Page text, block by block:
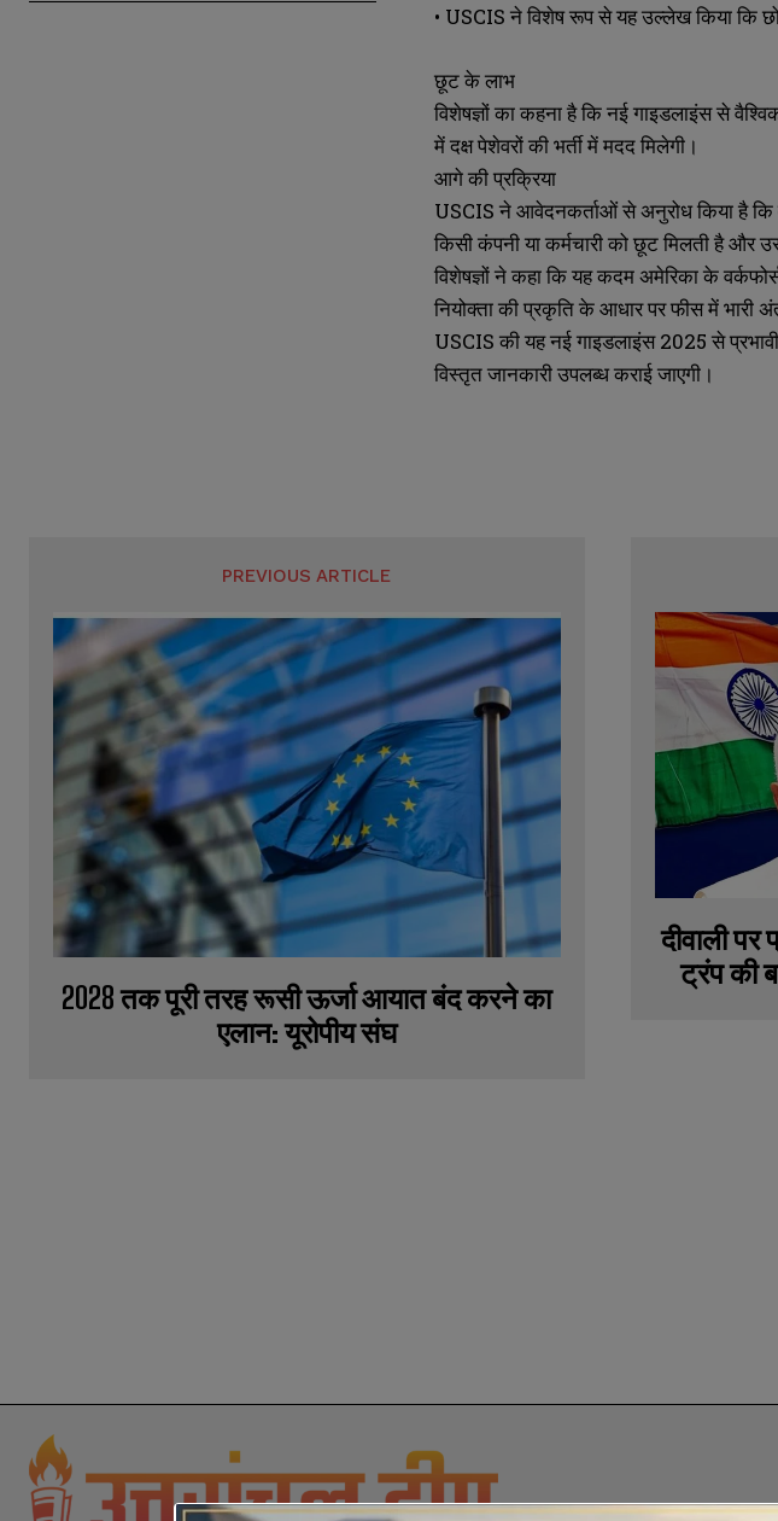
a
*
E
a
i
*
N
u
m
b
e
r
s
a
*
E
a
i
*
N
u
m
b
e
r
s
• USCIS ने विशेष रूप से यह उल्लेख किया कि
छूट के लाभ
विशेषज्ञों का कहना है कि नई गाइडलाइंस से
में दक्ष पेशेवरों की भर्ती में मदद मिलेगी।
आगे की प्रक्रिया
USCIS ने आवेदनकर्ताओं से अनुरोध किया है
किसी कंपनी या कर्मचारी को छूट मिलती है और
विशेषज्ञों ने कहा कि यह कदम अमेरिका के
नियोक्ता की प्रकृति के आधार पर फीस में
USCIS की यह नई गाइडलाइंस 2025 से
विस्तृत जानकारी उपलब्ध कराई जाएगी।
PREVIOUS ARTICLE
2028 तक पूरी तरह रूसी ऊर्जा आयात बंद करने का
एलान: यूरोपीय संघ
दीवाली पर
ट्रंप की